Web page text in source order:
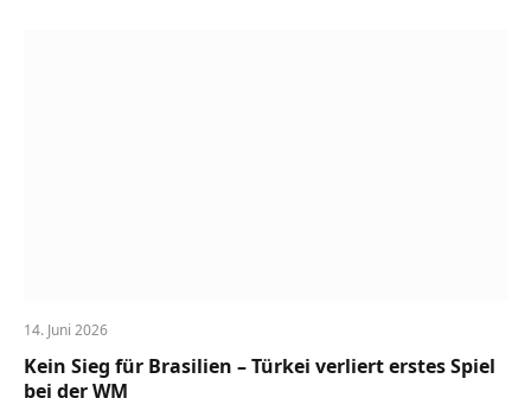
14. Juni 2026
Kein Sieg für Brasilien – Türkei verliert erstes Spiel
bei der WM